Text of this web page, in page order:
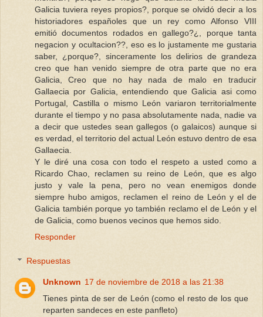
Galicia tuviera reyes propios?, porque se olvidó decir a los
historiadores españoles que un rey como Alfonso VIII
emitió documentos rodados en gallego?¿, porque tanta
negacion y ocultacion??, eso es lo justamente me gustaria
saber, ¿porque?, sinceramente los delirios de grandeza
creo que han venido siempre de otra parte que no era
Galicia, Creo que no hay nada de malo en traducir
Gallaecia por Galicia, entendiendo que Galicia asi como
Portugal, Castilla o mismo León variaron territorialmente
durante el tiempo y no pasa absolutamente nada, nadie va
a decir que ustedes sean gallegos (o galaicos) aunque si
es verdad, el territorio del actual León estuvo dentro de esa
Gallaecia.
Y le diré una cosa con todo el respeto a usted como a
Ricardo Chao, reclamen su reino de León, que es algo
justo y vale la pena, pero no vean enemigos donde
siempre hubo amigos, reclamen el reino de León y el de
Galicia también porque yo también reclamo el de León y el
de Galicia, como buenos vecinos que hemos sido.
Responder
Respuestas
Unknown 17 de noviembre de 2018 a las 21:38
Tienes pinta de ser de León (como el resto de los que
reparten sandeces en este panfleto)